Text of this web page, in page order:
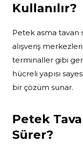
Kullanılır?
Petek asma tavan
alışveriş
terminaller gibi
hücreli yapısı
bir çözüm sunar.
Petek
Sürer?